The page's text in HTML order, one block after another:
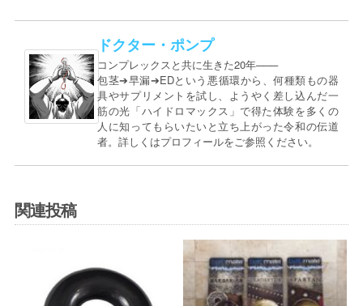
ドクター・ポンプ
コンプレックスと共に生きた20年───
包茎➔早漏➔EDという悪循環から、何種類もの器
具やサプリメントを試し、ようやく差し込んだ一
筋の光「ハイドロマックス」で得た体験を多くの
人に知ってもらいたいと立ち上がった令和の伝道
者。詳しくはプロフィールをご参照ください。
関連投稿